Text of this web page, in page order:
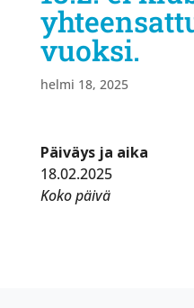
vuoksi.
helmi 18, 2025
Päiväys ja aika
18.02.2025
Koko päivä